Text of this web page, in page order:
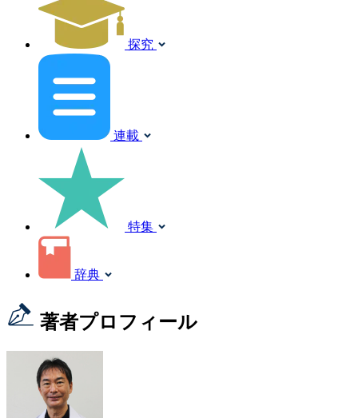
探究
連載
特集
辞典
著者プロフィール